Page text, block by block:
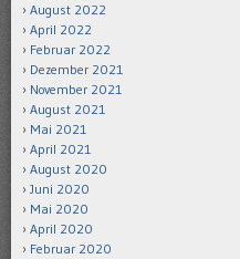
August 2022
April 2022
Februar 2022
Dezember 2021
November 2021
August 2021
Mai 2021
April 2021
August 2020
Juni 2020
Mai 2020
April 2020
Februar 2020